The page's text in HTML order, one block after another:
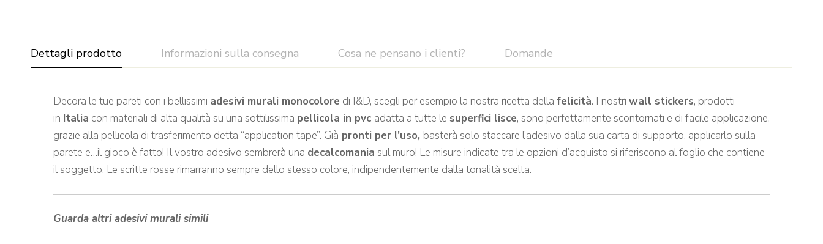
Dettagli prodotto Informazioni sulla consegna Cosa ne pensano i clienti? Domande
Decora le tue pareti con i bellissimi adesivi murali monocolore di I&D, scegli per esempio la nostra ricetta della felicità. I nostri wall stickers, prodotti
in Italia con materiali di alta qualità su una sottilissima pellicola in pvc adatta a tutte le superfici lisce, sono perfettamente scontornati e di facile applicazione,
grazie alla pellicola di trasferimento detta “application tape”. Già pronti per l’uso, basterà solo staccare l’adesivo dalla sua carta di supporto, applicarlo sulla
parete e…il gioco è fatto! Il vostro adesivo sembrerà una decalcomania sul muro! Le misure indicate tra le opzioni d’acquisto si riferiscono al foglio che contiene
il soggetto. Le scritte rosse rimarranno sempre dello stesso colore, indipendentemente dalla tonalità scelta.
Guarda altri adesivi murali simili